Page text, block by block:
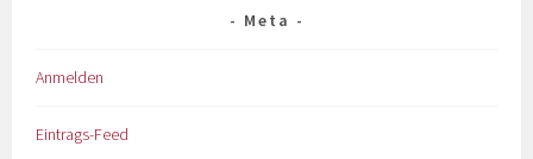
Meta
Anmelden
Eintrags-Feed